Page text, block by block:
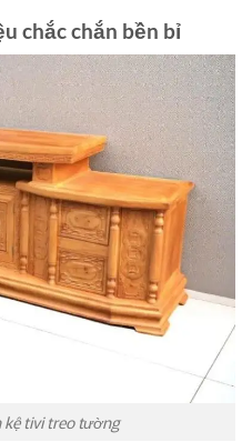
chắc chắn bền bỉ
tivi treo tường